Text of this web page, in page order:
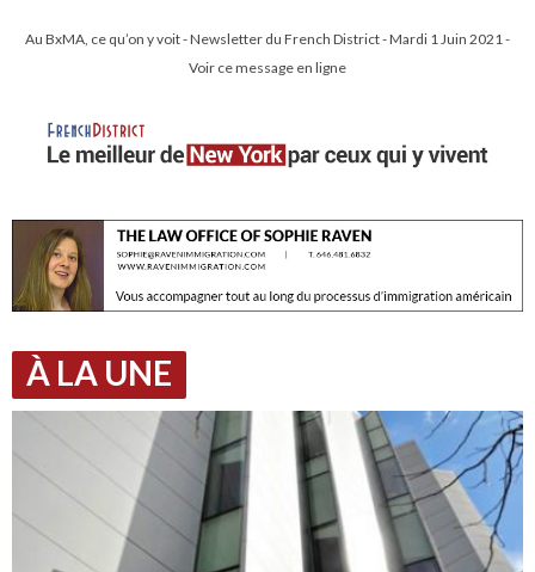
Au BxMA, ce qu’on y voit - Newsletter du French District - Mardi 1 Juin 2021 -
Voir ce message en ligne
À LA UNE